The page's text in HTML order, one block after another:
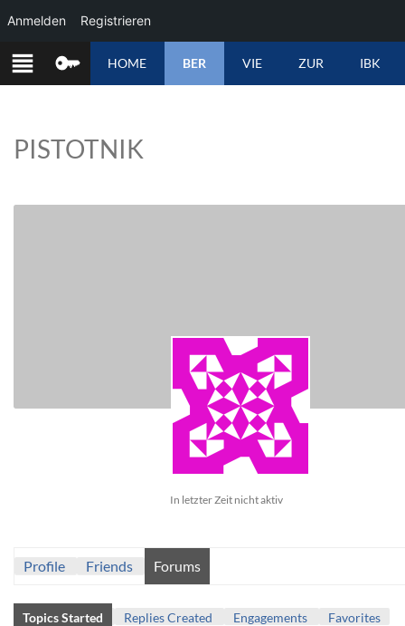
ZUM
INHALT
HOME BER VIE ZUR IBK
PISTOTNIK
In letzter Zeit nicht aktiv
Profile Friends Forums
Topics Started Replies Created Engagements Favorites
Anmelden Registrieren